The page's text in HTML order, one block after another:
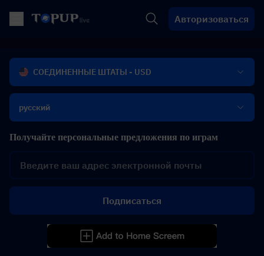
Авторизоваться
СОЕДИНЕННЫЕ ШТАТЫ - USD
русский
Получайте персональные предложения по играм
Подписаться